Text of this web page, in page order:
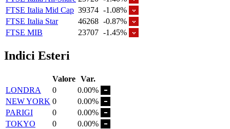
FTSE Italia Mid Cap 39374 -1.08%
FTSE Italia Star
46268 -0.87%
FTSE MIB
23707 -1.45%
Indici Esteri
Valore Var.
LONDRA
0
0.00%
NEW YORK 0
0.00%
PARIGI
0
0.00%
TOKYO
0
0.00%